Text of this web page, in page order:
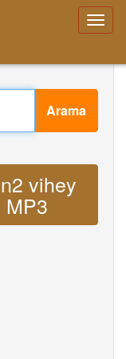
Arama
vihey